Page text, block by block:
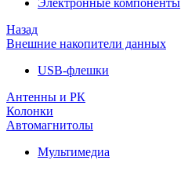
Электронные компоненты
Назад
Внешние накопители данных
USB-флешки
Антенны и РК
Колонки
Автомагнитолы
Мультимедиа